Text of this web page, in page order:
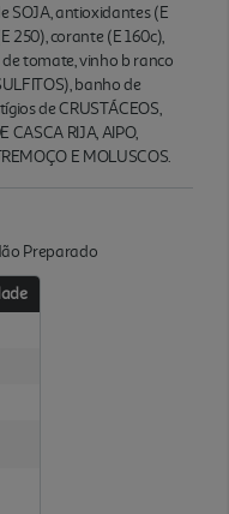
SOJA, antioxidantes (E
250), corante (E 160c),
tomate, vinho b ranco
banho de
de CRUSTÁCEOS,
CASCA RIJA, AIPO,
E MOLUSCOS.
Preparado